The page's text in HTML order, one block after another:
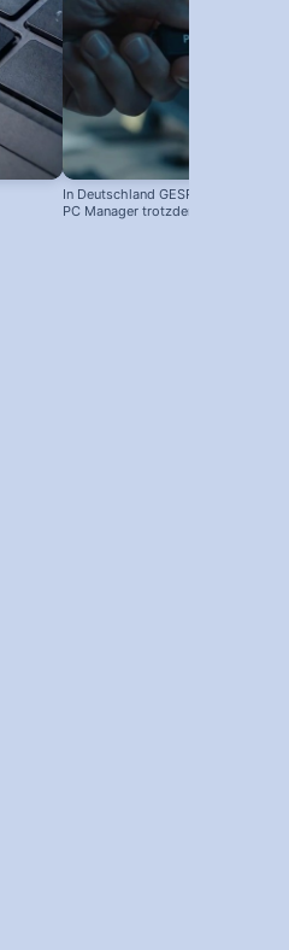
In Deutschland GESPERRT: Microsoft
PC Manager trotzdem installieren